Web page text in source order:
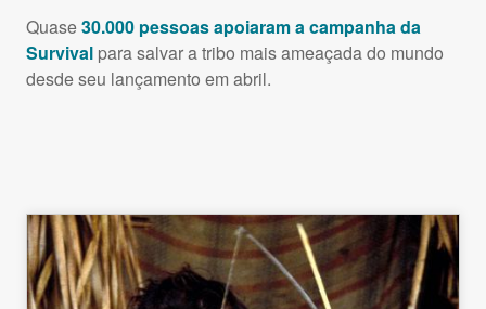
Quase30.000 pessoas apoiaram a campanha da
Survival para salvar a tribo mais ameaçada do mundo
desde seu lançamento em abril.